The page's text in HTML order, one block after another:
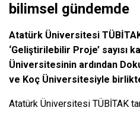
bilimsel gündemde
Atatürk Üniversitesi
‘Geliştirilebilir Proje’ sayısı
Üniversitesinin ardından
ve Koç Üniversitesiyle birlikte
Atatürk Üniversitesi TÜBİTAK